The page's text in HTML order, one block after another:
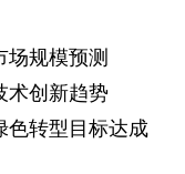
场规模预测
术创新趋势
色转型目标达成